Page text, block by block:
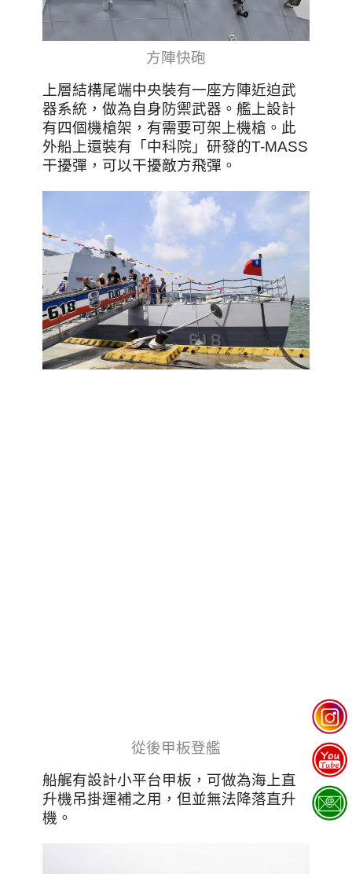
方陣快砲
上層結構尾端中央裝有一座方陣近迫武
器系統，做為自身防禦武器。艦上設計
有四個機槍架，有需要可架上機槍。此
外船上還裝有「中科院」研發的T-MASS
干擾彈，可以干擾敵方飛彈。
從後甲板登艦
船艉有設計小平台甲板，可做為海上直
升機吊掛運補之用，但並無法降落直升
機。